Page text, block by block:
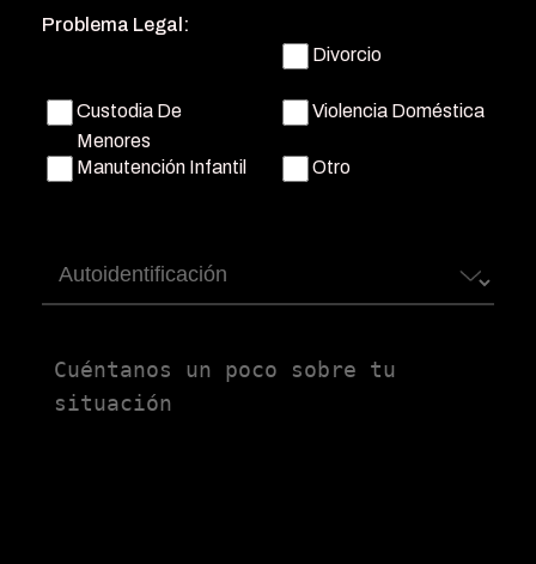
Problema Legal:
Divorcio
Custodia De
Menores
Violencia Doméstica
Manutención Infantil Otro
Autoidentificación
Untitled